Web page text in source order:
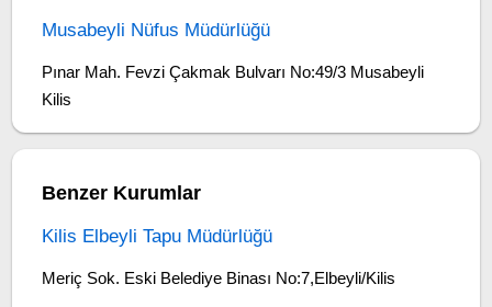
Musabeyli Nüfus Müdürlüğü
Pınar Mah. Fevzi Çakmak Bulvarı No:49/3 Musabeyli
Kilis
Benzer Kurumlar
Kilis Elbeyli Tapu Müdürlüğü
Meriç Sok. Eski Belediye Binası No:7,Elbeyli/Kilis